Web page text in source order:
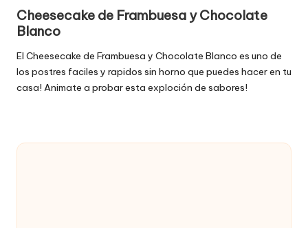
Cheesecake de Frambuesa y Chocolate
Blanco
El Cheesecake de Frambuesa y Chocolate Blanco es uno de
los postres faciles y rapidos sin horno que puedes hacer en tu
casa! Animate a probar esta exploción de sabores!